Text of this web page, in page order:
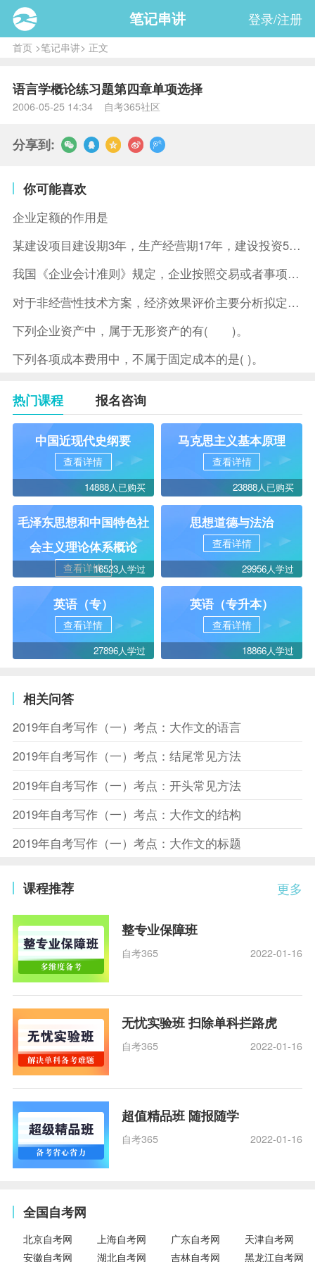
笔记串讲 登录/注册
首页>笔记串讲> 正文
语言学概论练习题第四章单项选择
2006-05-25 14:34 自考365社区
分享到:
你可能喜欢
企业定额的作用是
某建设项目建设期3年，生产经营期17年，建设投资5500万元
我国《企业会计准则》规定，企业按照交易或者事项的经济特征确定
对于非经营性技术方案，经济效果评价主要分析拟定方案的( )。
下列企业资产中，属于无形资产的有( )。
下列各项成本费用中，不属于固定成本的是( )。
热门课程 报名咨询
中国近现代史纲要
查看详情
14888人已购买
马克思主义基本原理
查看详情
23888人已购买
毛泽东思想和中国特色社
会主义理论体系概论
查看详情16523人学过
思想道德与法治
查看详情
29956人学过
英语（专）
查看详情
27896人学过
英语（专升本）
查看详情
18866人学过
相关问答
2019年自考写作（一）考点：大作文的语言
2019年自考写作（一）考点：结尾常见方法
2019年自考写作（一）考点：开头常见方法
2019年自考写作（一）考点：大作文的结构
2019年自考写作（一）考点：大作文的标题
更多
课程推荐
整专业保障班
自考365 2022-01-16
无忧实验班 扫除单科拦路虎
自考365 2022-01-16
超值精品班 随报随学
自考365 2022-01-16
全国自考网
北京自考网 上海自考网 广东自考网
天津自考网
安徽自考网
湖北自考网 吉林自考网 黑龙江自考网